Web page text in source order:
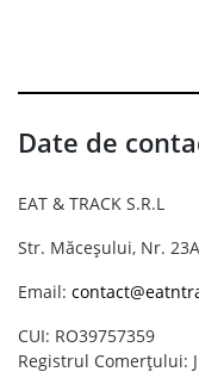
Date de
EAT & TRACK S.R.L
Str. Măceșului, Nr.
Email:
CUI: RO39757359
Registrul Comerțului: